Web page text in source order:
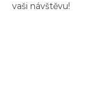
vaši návštěvu!